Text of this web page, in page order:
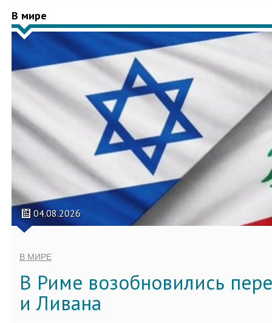
В мире
04.08.2026
В МИРЕ
В Риме возобновились
и Ливана